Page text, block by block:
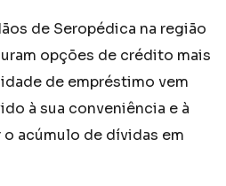
de Seropédica na região
opções de crédito mais
de empréstimo vem
à sua conveniência e à
acúmulo de dívidas em